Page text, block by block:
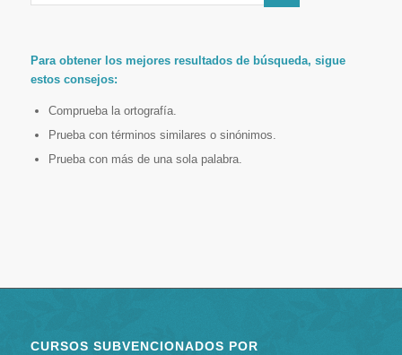
Para obtener los mejores resultados de búsqueda, sigue
estos consejos:
Comprueba la ortografía.
Prueba con términos similares o sinónimos.
Prueba con más de una sola palabra.
CURSOS SUBVENCIONADOS POR